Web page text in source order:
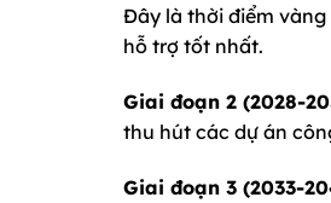
Đây là thời điểm
hỗ trợ tốt nhất.
Giai đoạn 2 (2028-
thu hút các dự án
Giai đoạn 3 (2033-